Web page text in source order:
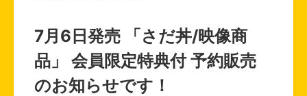
7月6日発売 「さだ丼/映像商
品」 会員限定特典付 予約販売
のお知らせです！